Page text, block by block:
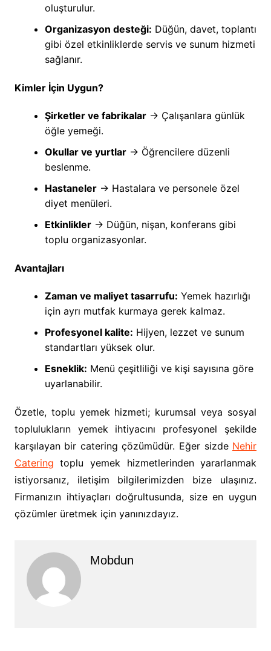
oluşturulur.
Organizasyon desteği: Düğün, davet, toplantı
gibi özel etkinliklerde servis ve sunum hizmeti
sağlanır.
Kimler İçin Uygun?
Şirketler ve fabrikalar→ Çalışanlara günlük
öğle yemeği.
Okullar ve yurtlar→ Öğrencilere düzenli
beslenme.
Hastaneler→ Hastalara ve personele özel
diyet menüleri.
Etkinlikler→ Düğün, nişan, konferans gibi
toplu organizasyonlar.
Avantajları
Zaman ve maliyet tasarrufu: Yemek hazırlığı
için ayrı mutfak kurmaya gerek kalmaz.
Profesyonel kalite: Hijyen, lezzet ve sunum
standartları yüksek olur.
Esneklik: Menü çeşitliliği ve kişi sayısına göre
uyarlanabilir.
Özetle, toplu yemek hizmeti; kurumsal veya sosyal
toplulukların yemek ihtiyacını profesyonel şekilde
karşılayan bir catering çözümüdür. Eğer sizde Nehir
Catering toplu yemek hizmetlerinden yararlanmak
istiyorsanız, iletişim bilgilerimizden bize ulaşınız.
Firmanızın ihtiyaçları doğrultusunda, size en uygun
çözümler üretmek için yanınızdayız.
Mobdun